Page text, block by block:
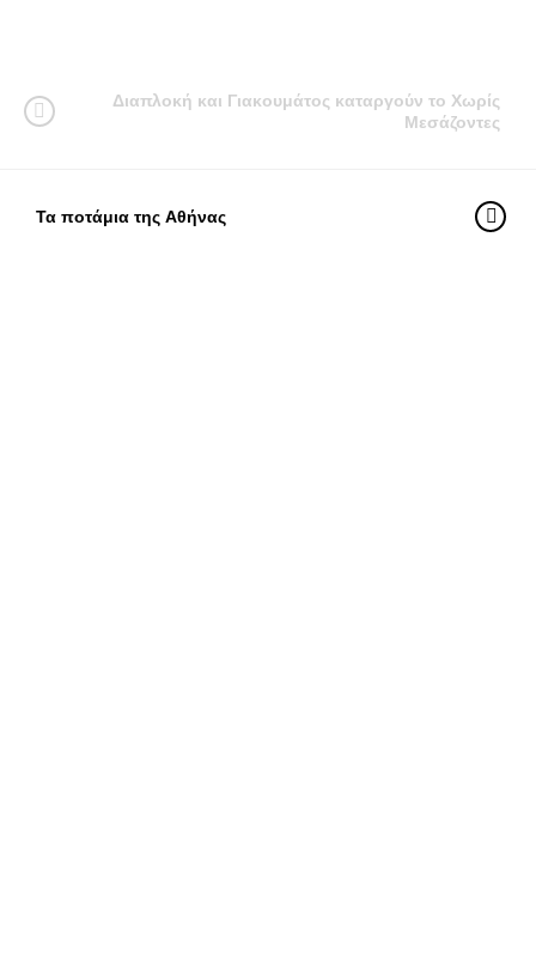
Διαπλοκή και Γιακουμάτος καταργούν το Χωρίς
Μεσάζοντες
Τα ποτάμια της Αθήνας